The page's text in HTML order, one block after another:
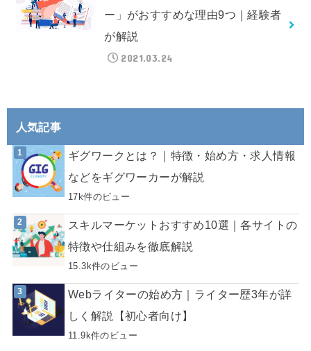
ー」がおすすめな理由9つ｜経験者
が解説
2021.03.24
人気記事
ギグワークとは？｜特徴・始め方・求人情報
などをギグワーカーが解説
17k件のビュー
スキルマーケットおすすめ10選｜各サイトの
特徴や仕組みを徹底解説
15.3k件のビュー
Webライターの始め方｜ライター歴3年が詳
しく解説【初心者向け】
11.9k件のビュー